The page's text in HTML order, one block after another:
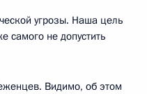
угрозы. Наша цель
самого не допустить
Видимо, об этом